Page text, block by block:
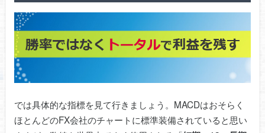
では具体的な指標を見て行きましょう。MACDはおそらく
ほとんどのFX会社のチャートに標準装備されていると思い